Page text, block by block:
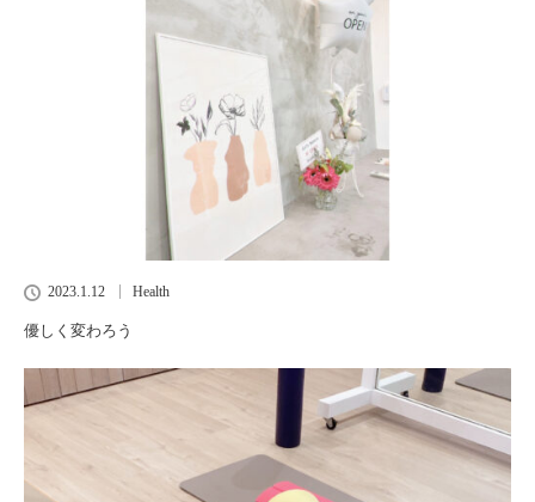
2023.1.12 Health
優しく変わろう